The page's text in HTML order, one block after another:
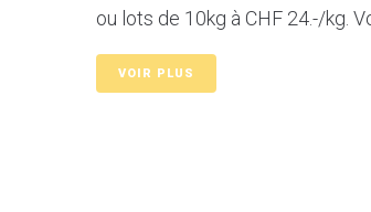
ou lots de 10kg à CHF 24.-/kg.
VOIR PLUS